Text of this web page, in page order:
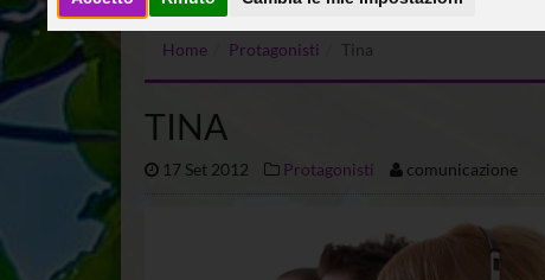
Home Protagonisti Tina
TINA
17 Set 2012 Protagonisti comunicazione